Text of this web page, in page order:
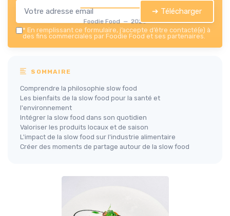
Foodie Food — 2026
➔ Télécharger
* En remplissant ce formulaire, j’accepte d’être contacté(e) à
des fins commerciales par Foodie Food et ses partenaires.
SOMMAIRE
Comprendre la philosophie slow food
Les bienfaits de la slow food pour la santé et
l'environnement
Intégrer la slow food dans son quotidien
Valoriser les produits locaux et de saison
L'impact de la slow food sur l'industrie alimentaire
Créer des moments de partage autour de la slow food